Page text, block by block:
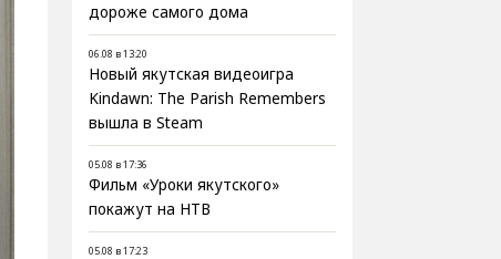
дороже самого дома
06.08 в 13:20
Новый якутская видеоигра
Kindawn: The Parish Remembers
вышла в Steam
05.08 в 17:36
Фильм «Уроки якутского»
покажут на НТВ
05.08 в 17:23